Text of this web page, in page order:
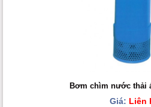
Bơm chìm nước thải
Giá: Liên